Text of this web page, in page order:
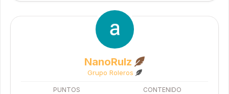
NanoRulz
Grupo Roleros
PUNTOS CONTENIDO